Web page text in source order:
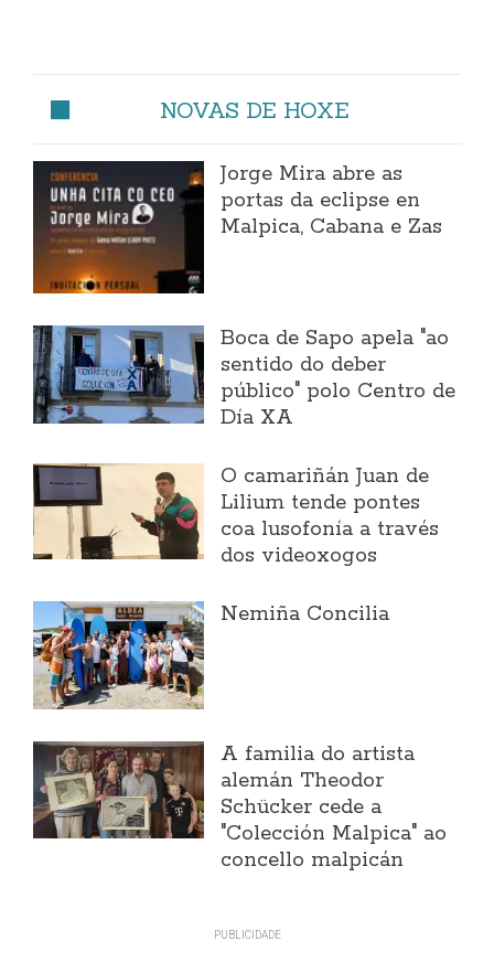
NOVAS DE HOXE
Jorge Mira abre as
portas da eclipse en
Malpica, Cabana e Zas
Boca de Sapo apela "ao
sentido do deber
público" polo Centro de
Día XA
O camariñán Juan de
Lilium tende pontes
coa lusofonía a través
dos videoxogos
Nemiña Concilia
A familia do artista
alemán Theodor
Schücker cede a
"Colección Malpica" ao
concello malpicán